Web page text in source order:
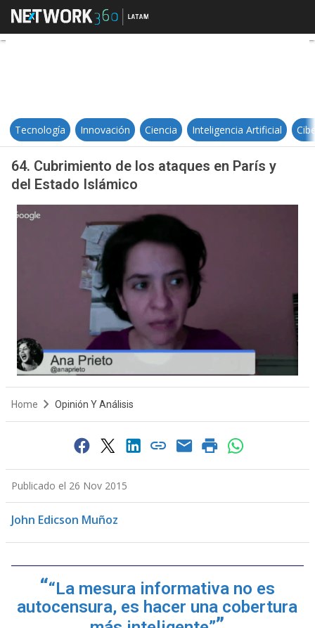
64. Cubrimiento de los ataques
Tecnología Innovación Ciencia Inteligencia Artificial
64. Cubrimiento de los ataques en París y
del Estado Islámico
Home Opinión Y Análisis
Publicado el 26 Nov 2015
John Edicson Muñoz
“La mesura informativa no es
autocensura, es hacer una cobertura